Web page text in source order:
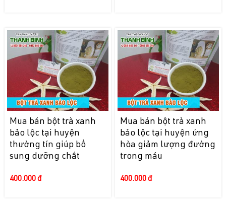
Mua bán bột trà xanh
bảo lộc tại huyện
thường tín giúp bổ
sung dưỡng chất
400.000 đ
Mua bán bột trà xanh
bảo lộc tại huyện ứng
hòa giảm lượng đường
trong máu
400.000 đ